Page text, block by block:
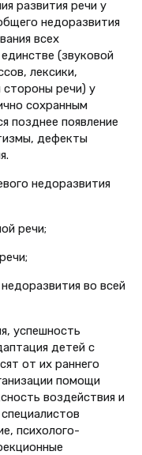
развития речи у
недоразвития
всех
(звуковой
лексики,
стороны речи) у
сохранным
позднее появление
дефекты
недоразвития
речи;
во всей
успешность
детей с
от их раннего
помощи
воздействия и
психолого-